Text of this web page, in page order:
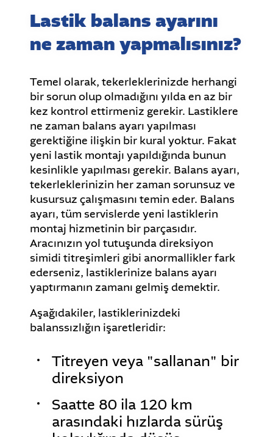
Lastik balans ayarını
ne zaman yapmalısınız?
Temel olarak, tekerleklerinizde herhangi
bir sorun olup olmadığını yılda en az bir
kez kontrol ettirmeniz gerekir. Lastiklere
ne zaman balans ayarı yapılması
gerektiğine ilişkin bir kural yoktur. Fakat
yeni lastik montajı yapıldığında bunun
kesinlikle yapılması gerekir. Balans ayarı,
tekerleklerinizin her zaman sorunsuz ve
kusursuz çalışmasını temin eder. Balans
ayarı, tüm servislerde yeni lastiklerin
montaj hizmetinin bir parçasıdır.
Aracınızın yol tutuşunda direksiyon
simidi titreşimleri gibi anormallikler fark
ederseniz, lastiklerinize balans ayarı
yaptırmanın zamanı gelmiş demektir.
Aşağıdakiler, lastiklerinizdeki
balanssızlığın işaretleridir:
Titreyen veya "sallanan" bir
direksiyon
Saatte 80 ila 120 km
arasındaki hızlarda sürüş